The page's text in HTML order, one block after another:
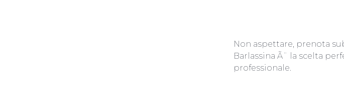
Non aspettare, prenota
Barlassina Ã¨ la scelta
professionale.